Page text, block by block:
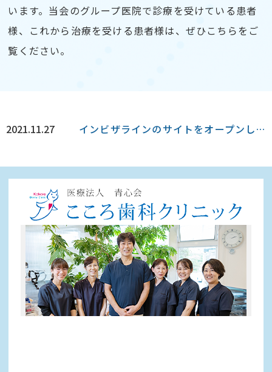
います。当会のグループ医院で診療を受けている患者
様、これから治療を受ける患者様は、ぜひこちらをご
覧ください。
2021.11.27 インビザラインのサイトをオープンしました。